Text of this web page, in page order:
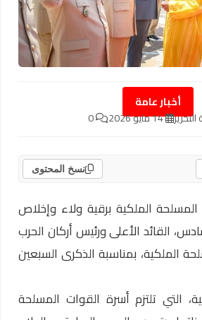
أخبار عامة
14 مايو 2026 0
نسخ المحتوى
الملكية برقية ولاء وإخلاص
القائد الأعلى ورئيس أركان الحرب
الملكية، بمناسبة الذكرى السبعين
التي تلتزم أسرة القوات المسلحة